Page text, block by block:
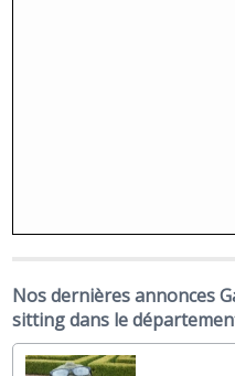
Nos dernières annonces
sitting dans le